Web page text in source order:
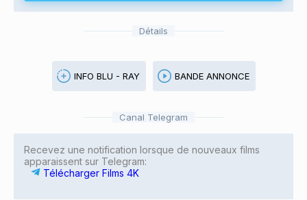
Détails
INFO BLU - RAY BANDE ANNONCE
Canal Telegram
Recevez une notification lorsque de nouveaux films
apparaissent sur Telegram:
Télécharger Films 4K